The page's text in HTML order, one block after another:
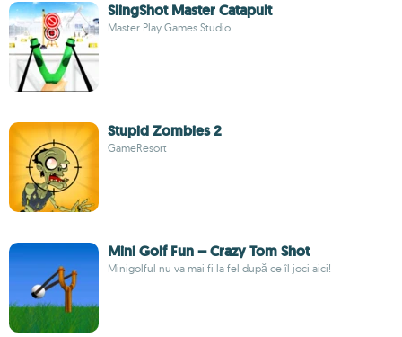
SlingShot Master Catapult
Master Play Games Studio
Stupid Zombies 2
GameResort
Mini Golf Fun – Crazy Tom Shot
Minigolful nu va mai fi la fel după ce îl joci aici!